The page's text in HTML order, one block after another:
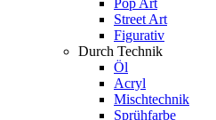
Street Art
Figurativ
Durch Technik
Öl
Acryl
Mischtechnik
Sprühfarbe